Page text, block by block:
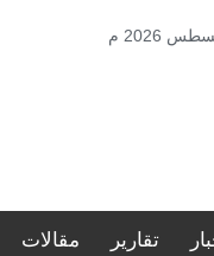
تقارير مقالات